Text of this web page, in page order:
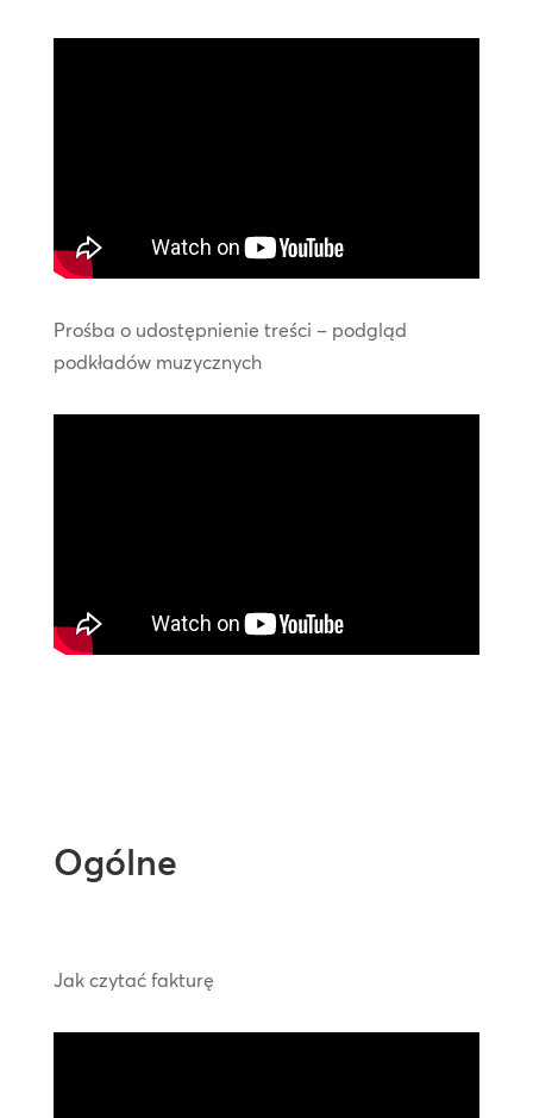
Prośba o udostępnienie treści – podgląd
podkładów muzycznych
Ogólne
Jak czytać fakturę